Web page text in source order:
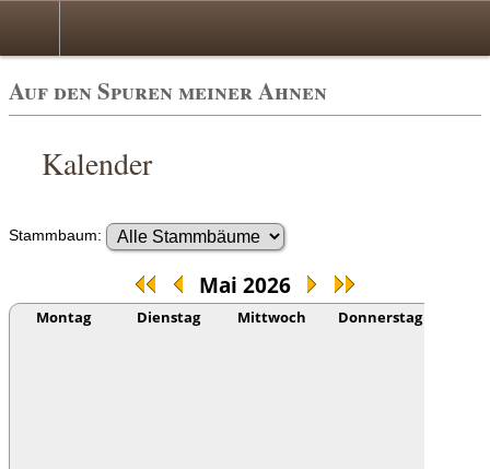
Auf den Spuren meiner Ahnen
Kalender
Stammbaum:
Mai 2026
Montag Dienstag Mittwoch Donnerstag